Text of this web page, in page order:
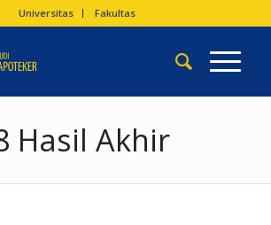
Universitas Fakultas
Hasil Akhir